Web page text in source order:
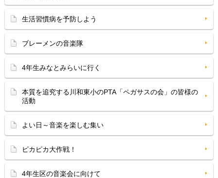
生活習慣病を予防しよう
ブレーメンの音楽隊
4年生みなとみらいに行く
本質を追究する川和東小のPTA「ペガサスの会」の皆様の
活動
よい日～音楽を楽しむ集い
ピカピカ大作戦！
4年生区の音楽会に向けて